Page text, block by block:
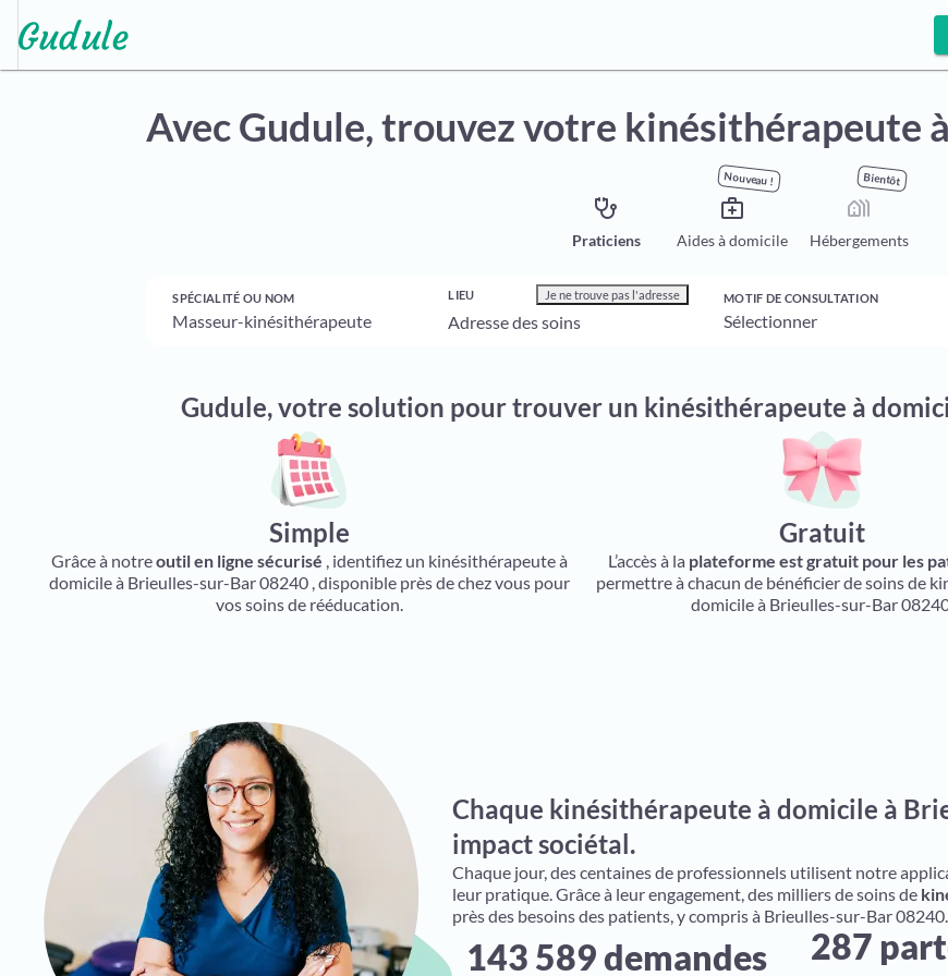
Avec Gudule,trouvez votre kinésithérapeute
stethoscope
Praticiens
Nouveau !
medical_services
Aides à domicile
Bientôt
holiday_village
Hébergements
SPÉCIALITÉ OU NOM LIEU Je ne trouve pas l'adresse MOTIF DE CONSULTATION
Gudule, votre solution pour trouver un kinésithérapeute à
Simple
Grâce à notreoutil en ligne sécurisé , identifiez un kinésithérapeute à
domicile à Brieulles-sur-Bar 08240 , disponible près de chez vous pour
vos soins de rééducation.
Gratuit
L’accès à la plateforme est gratuit pour les
permettre à chacun de bénéficier de soins de
domicile à Brieulles-sur-Bar
Chaque kinésithérapeute à domicile à
impact sociétal.
Chaque jour, des centaines de professionnels utilisent notre
leur pratique. Grâce à leur engagement, des milliers de soins de
près des besoins des patients, y compris à Brieulles-sur-Bar 08240.
143 589 demandes 287